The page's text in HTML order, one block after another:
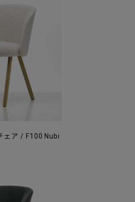
ェア / F100 Nubi